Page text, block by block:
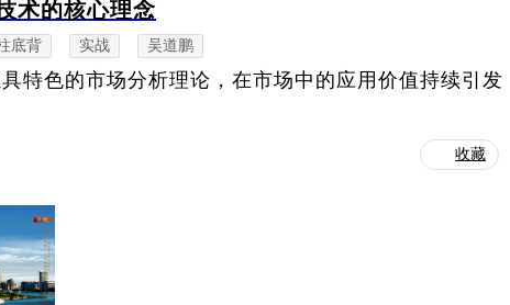
术的核心理念
底背 实战 吴道鹏
特色的市场分析理论，在市场中的应用价值持续引发
收藏